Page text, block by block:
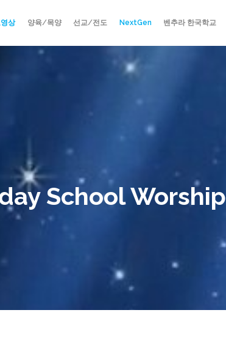
상 양육/목양 선교/전도 NextGen 벤추라 한국학교
School Worship